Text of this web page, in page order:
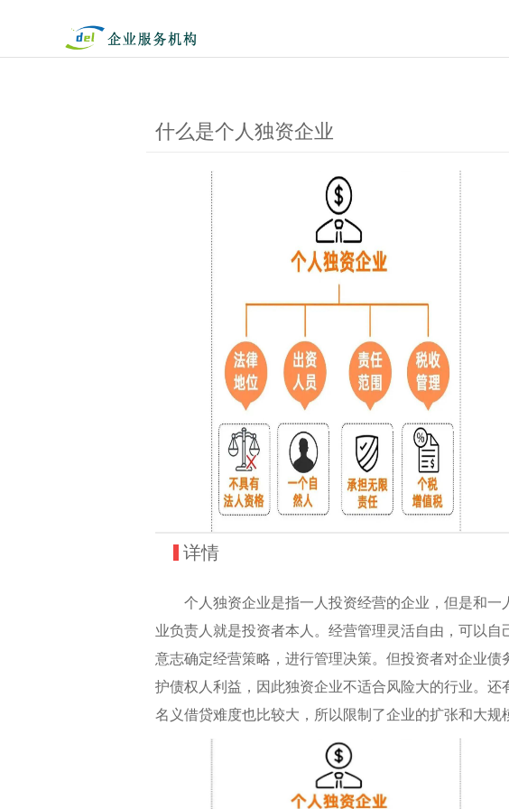
什么是个人独资企业
详情
个人独资企业是指一人投资经营的企业，但是和一
业负责人就是投资者本人。经营管理灵活自由，可以
意志确定经营策略，进行管理决策。但投资者对企业
护债权人利益，因此独资企业不适合风险大的行业。
名义借贷难度也比较大，所以限制了企业的扩张和大规